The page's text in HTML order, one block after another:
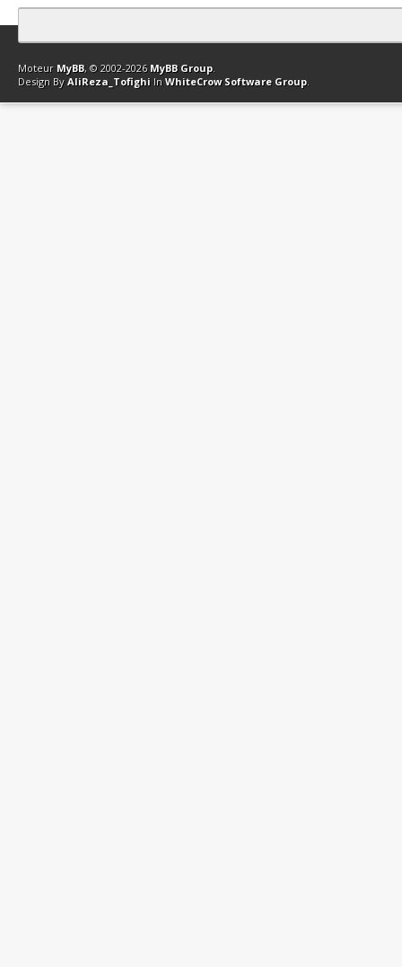
Contact Club Affiliation Retourner en haut Version bas-débit
Moteur MyBB, © 2002-2026 MyBB Group.
Design By AliReza_Tofighi In WhiteCrow Software Group.